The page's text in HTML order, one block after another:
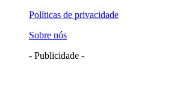
Políticas de privacidade
Sobre nós
- Publicidade -